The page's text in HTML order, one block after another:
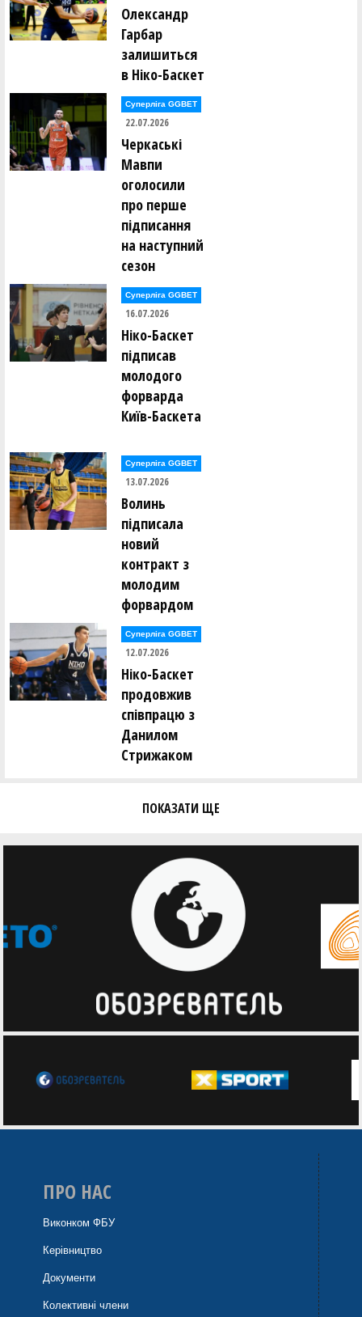
Олександр
Гарбар
залишиться
в Ніко-Баскет
Суперліга GGBET
22.07.2026
Черкаські
Мавпи
оголосили
про перше
підписання
на наступний
сезон
Суперліга GGBET
16.07.2026
Ніко-Баскет
підписав
молодого
форварда
Київ-Баскета
Суперліга GGBET
13.07.2026
Волинь
підписала
новий
контракт з
молодим
форвардом
Суперліга GGBET
12.07.2026
Ніко-Баскет
продовжив
співпрацю з
Данилом
Стрижаком
ПОКАЗАТИ ЩЕ
ПРО НАС
Виконком ФБУ
Керівництво
Документи
Колективні члени